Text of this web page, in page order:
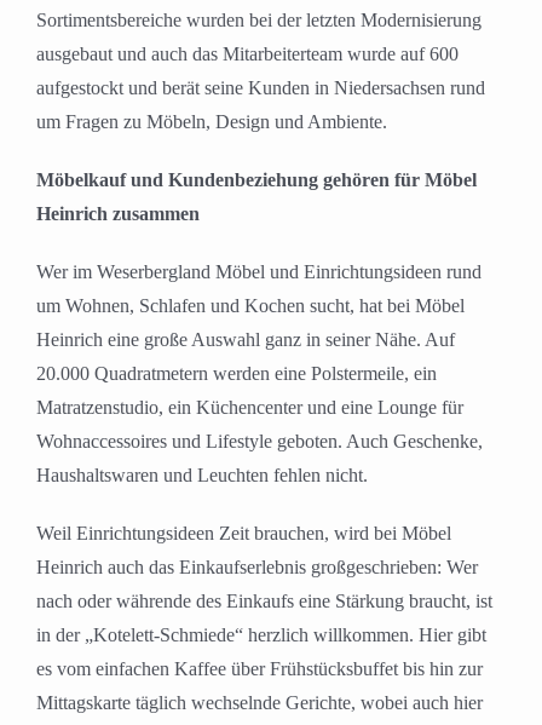
Sortimentsbereiche wurden bei der letzten Modernisierung
ausgebaut und auch das Mitarbeiterteam wurde auf 600
aufgestockt und berät seine Kunden in Niedersachsen rund
um Fragen zu Möbeln, Design und Ambiente.
Möbelkauf und Kundenbeziehung gehören für Möbel
Heinrich zusammen
Wer im Weserbergland Möbel und Einrichtungsideen rund
um Wohnen, Schlafen und Kochen sucht, hat bei Möbel
Heinrich eine große Auswahl ganz in seiner Nähe. Auf
20.000 Quadratmetern werden eine Polstermeile, ein
Matratzenstudio, ein Küchencenter und eine Lounge für
Wohnaccessoires und Lifestyle geboten. Auch Geschenke,
Haushaltswaren und Leuchten fehlen nicht.
Weil Einrichtungsideen Zeit brauchen, wird bei Möbel
Heinrich auch das Einkaufserlebnis großgeschrieben: Wer
nach oder währende des Einkaufs eine Stärkung braucht, ist
in der „Kotelett-Schmiede“ herzlich willkommen. Hier gibt
es vom einfachen Kaffee über Frühstücksbuffet bis hin zur
Mittagskarte täglich wechselnde Gerichte, wobei auch hier